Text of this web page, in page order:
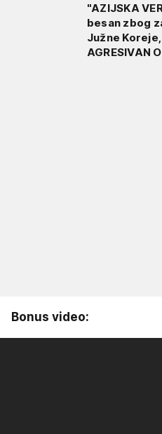
"AZIJSKA
besan zbog
Južne
AGRESIVAN
Bonus video: